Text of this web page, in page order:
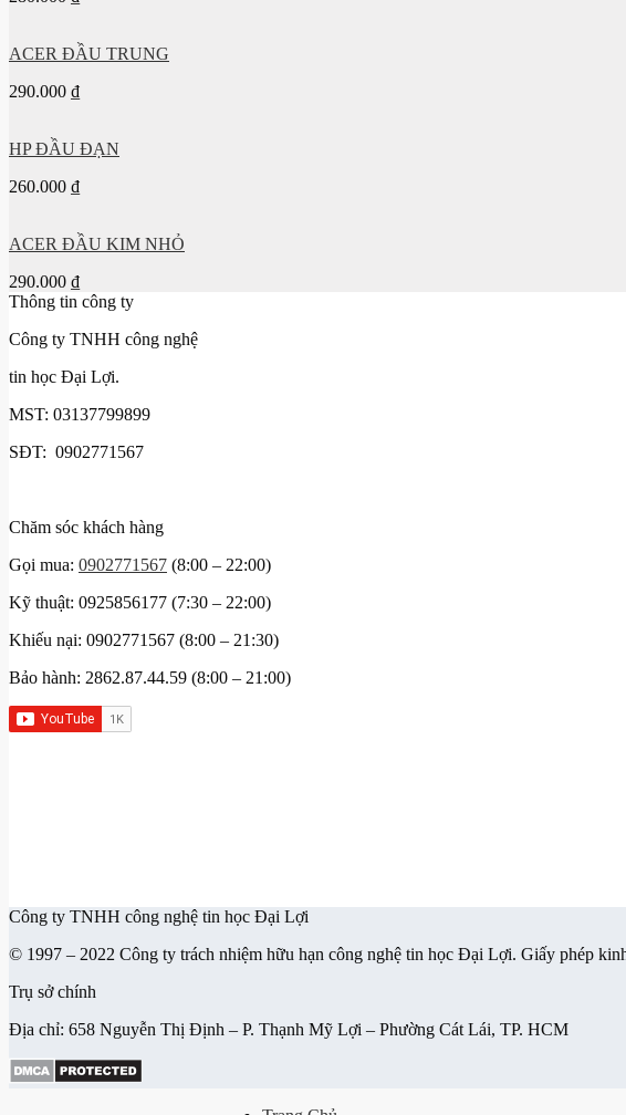
ACER ĐẦU TRUNG
290.000 ₫
HP ĐẦU ĐẠN
260.000 ₫
ACER ĐẦU KIM NHỎ
290.000 ₫
Thông tin công ty
Công ty TNHH công nghệ
tin học Đại Lợi.
MST: 03137799899
SĐT: 0902771567
Chăm sóc khách hàng
Gọi mua: 0902771567 (8:00 – 22:00)
Kỹ thuật: 0925856177 (7:30 – 22:00)
Khiếu nại: 0902771567 (8:00 – 21:30)
Bảo hành: 2862.87.44.59 (8:00 – 21:00)
Công ty TNHH công nghệ tin học Đại Lợi
© 1997 – 2022 Công ty trách nhiệm hữu hạn công nghệ tin học Đại Lợi. Giấy phép
Trụ sở chính
Địa chỉ: 658 Nguyễn Thị Định – P. Thạnh Mỹ Lợi – Phường Cát Lái, TP. HCM